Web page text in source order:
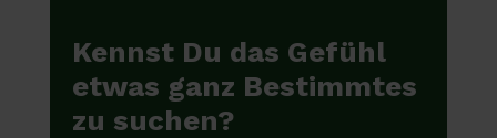
Kennst Du das Gefühl
etwas ganz Bestimmtes
zu suchen?